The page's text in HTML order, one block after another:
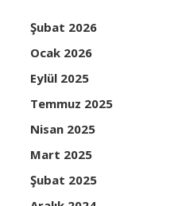
Şubat 2026
Ocak 2026
Eylül 2025
Temmuz 2025
Nisan 2025
Mart 2025
Şubat 2025